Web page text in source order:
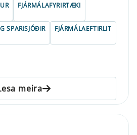
FJÁRMÁLAFYRIRTÆKI
SPARISJÓÐIR FJÁRMÁLAEFTIRLIT
meira